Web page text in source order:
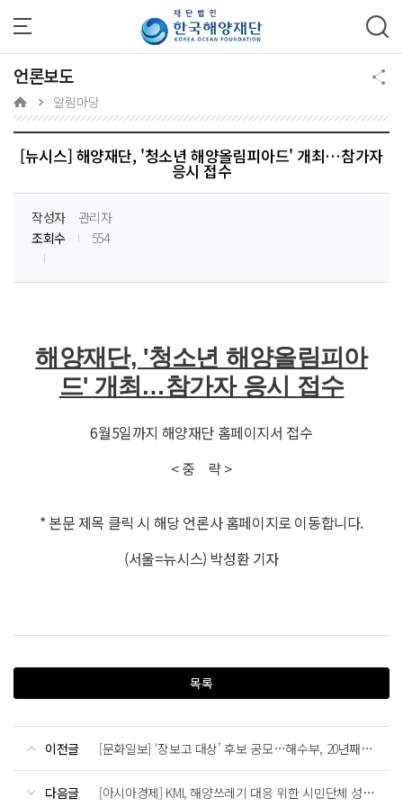
본문 바로가기
주메뉴 바로가기
하단 바로가기
언론보도
알림마당
[뉴시스] 해양재단, '청소년 해양올림피아드' 개최…참가자
응시 접수
작성자
관리자
조회수
554
해양재단, '청소년 해양올림피아
드' 개최…참가자 응시 접수
6월5일까지 해양재단 홈페이지서 접수
< 중 략 >
* 본문 제목 클릭 시 해당 언론사 홈페이지로 이동합니다.
(서울=뉴시스) 박성환 기자
목록
이전글 [문화일보] ‘장보고 대상’ 후보 공모…해수부, 20년째 해양영웅에 시상
다음글 [아시아경제] KMI, 해양쓰레기 대응 위한 시민단체 성과 공유 세미나 개최